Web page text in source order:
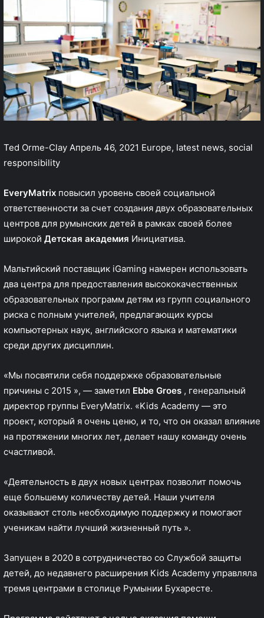
Ted Orme-Clay Апрель 46, 2021 Europe, latest news, social
responsibility
EveryMatrix повысил уровень своей социальной
ответственности за счет создания двух образовательных
центров для румынских детей в рамках своей более
широкой Детская академия Инициатива.
Мальтийский поставщик iGaming намерен использовать
два центра для предоставления высококачественных
образовательных программ детям из групп социального
риска с полным учителей, предлагающих курсы
компьютерных наук, английского языка и математики
среди других дисциплин.
«Мы посвятили себя поддержке образовательные
причины с 2015 », — заметил Ebbe Groes , генеральный
директор группы EveryMatrix. «Kids Academy — это
проект, который я очень ценю, и то, что он оказал влияние
на протяжении многих лет, делает нашу команду очень
счастливой.
«Деятельность в двух новых центрах позволит помочь
еще большему количеству детей. Наши учителя
оказывают столь необходимую поддержку и помогают
ученикам найти лучший жизненный путь ».
Запущен в 2020 в сотрудничество со Службой защиты
детей, до недавнего расширения Kids Academy управляла
тремя центрами в столице Румынии Бухаресте.